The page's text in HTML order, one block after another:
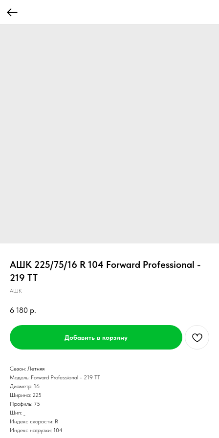
АШК 225/75/16 R 104 Forward Professional -
219 TT
АШК
6 180 р.
Добавить в корзину
Сезон: Летняя
Модель: Forward Professional - 219 TT
Диаметр: 16
Ширина: 225
Профиль: 75
Шип: _
Индекс скорости: R
Индекс нагрузки: 104